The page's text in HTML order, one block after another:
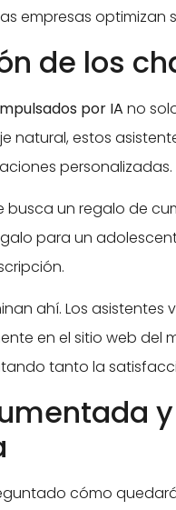
empresas optimizan
de los
por IA no
natural, estos
personalizadas.
busca un regalo de
para un
ahí. Los
en el sitio web del
tanto la
cómo